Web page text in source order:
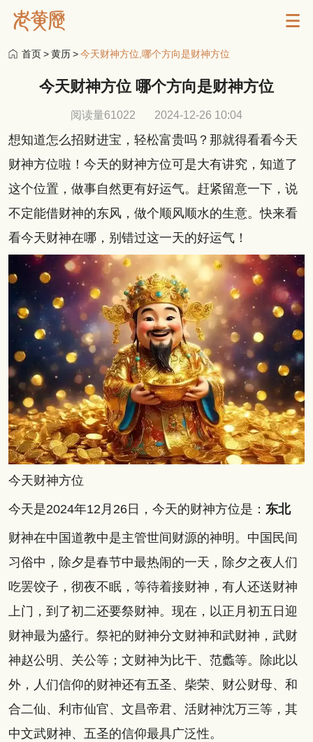
首页>黄历>今天财神方位,哪个方向是财神方位
今天财神方位 哪个方向是财神方位
阅读量61022 2024-12-26 10:04
想知道怎么招财进宝，轻松富贵吗？那就得看看今天
财神方位啦！今天的财神方位可是大有讲究，知道了
这个位置，做事自然更有好运气。赶紧留意一下，说
不定能借财神的东风，做个顺风顺水的生意。快来看
看今天财神在哪，别错过这一天的好运气！
今天财神方位
今天是2024年12月26日，今天的财神方位是： 东北
财神在中国道教中是主管世间财源的神明。中国民间
习俗中，除夕是春节中最热闹的一天，除夕之夜人们
吃罢饺子，彻夜不眠，等待着接财神，有人还送财神
上门，到了初二还要祭财神。现在，以正月初五日迎
财神最为盛行。祭祀的财神分文财神和武财神，武财
神赵公明、关公等；文财神为比干、范蠡等。除此以
外，人们信仰的财神还有五圣、柴荣、财公财母、和
合二仙、利市仙官、文昌帝君、活财神沈万三等，其
中文武财神、五圣的信仰最具广泛性。